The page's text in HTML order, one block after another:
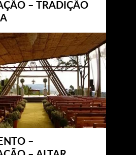
– TRADIÇÃO
–